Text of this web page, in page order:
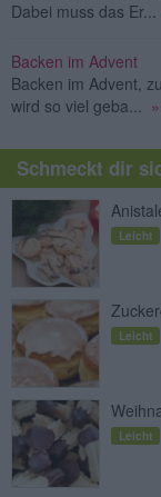
Dabei muss das Er...
Backen im Advent
Backen im Advent,
wird so viel geba...
Schmeckt dir
Leicht
Leicht
Leicht